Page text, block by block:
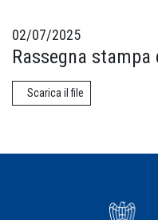
02/07/2025
Rassegna
Scarica il file